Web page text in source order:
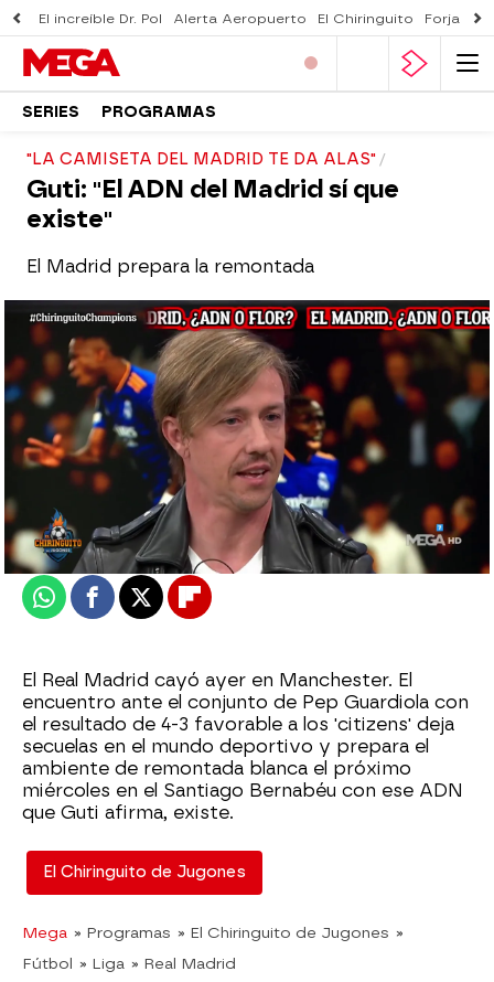
El increíble Dr. Pol Alerta Aeropuerto El Chiringuito Forjado
SERIES PROGRAMAS
"LA CAMISETA DEL MADRID TE DA ALAS"
Guti: "El ADN del Madrid sí que
existe"
El Madrid prepara la remontada
El Chiringuito
Madrid
Actualizado:28 de abril de 2022, 06:00
Publicado:28 de abril de 2022, 00:56
WhatsappFacebook
X Flipboard
El Real Madrid cayó ayer en Manchester. El
encuentro ante el conjunto de Pep Guardiola con
el resultado de 4-3 favorable a los 'citizens' deja
secuelas en el mundo deportivo y prepara el
ambiente de remontada blanca el próximo
miércoles en el Santiago Bernabéu con ese ADN
que Guti afirma, existe.
El Chiringuito de Jugones
Mega » Programas » El Chiringuito de Jugones »
Fútbol » Liga » Real Madrid